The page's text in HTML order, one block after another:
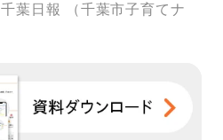
千葉日報 （千葉市子育てナ